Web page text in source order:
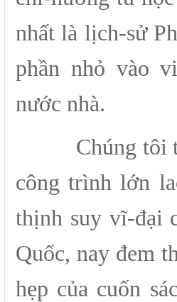
nhất là lịch-sử
phần nhỏ vào
nước nhà.
Chúng tôi tư
công trình lớn
thịnh suy vĩ-đại
Quốc, nay đem
hẹp của cuốn